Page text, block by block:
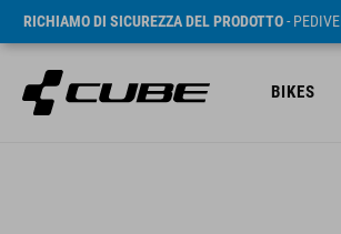
RICHIAMO DI SICUREZZA DEL PRODOTTO-
BIKES